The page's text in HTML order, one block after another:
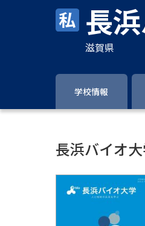
長
滋賀県
学校情報
長浜バイオ